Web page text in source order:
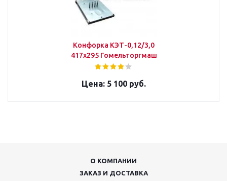
Конфорка КЭТ-0,12/3,0
417х295 Гомельторгмаш
5 100 руб.
О КОМПАНИИ
ЗАКАЗ И ДОСТАВКА